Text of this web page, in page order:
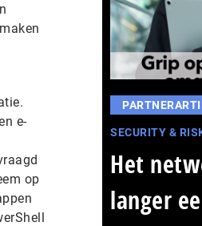
e-
op
SECURITY &
Het
langer